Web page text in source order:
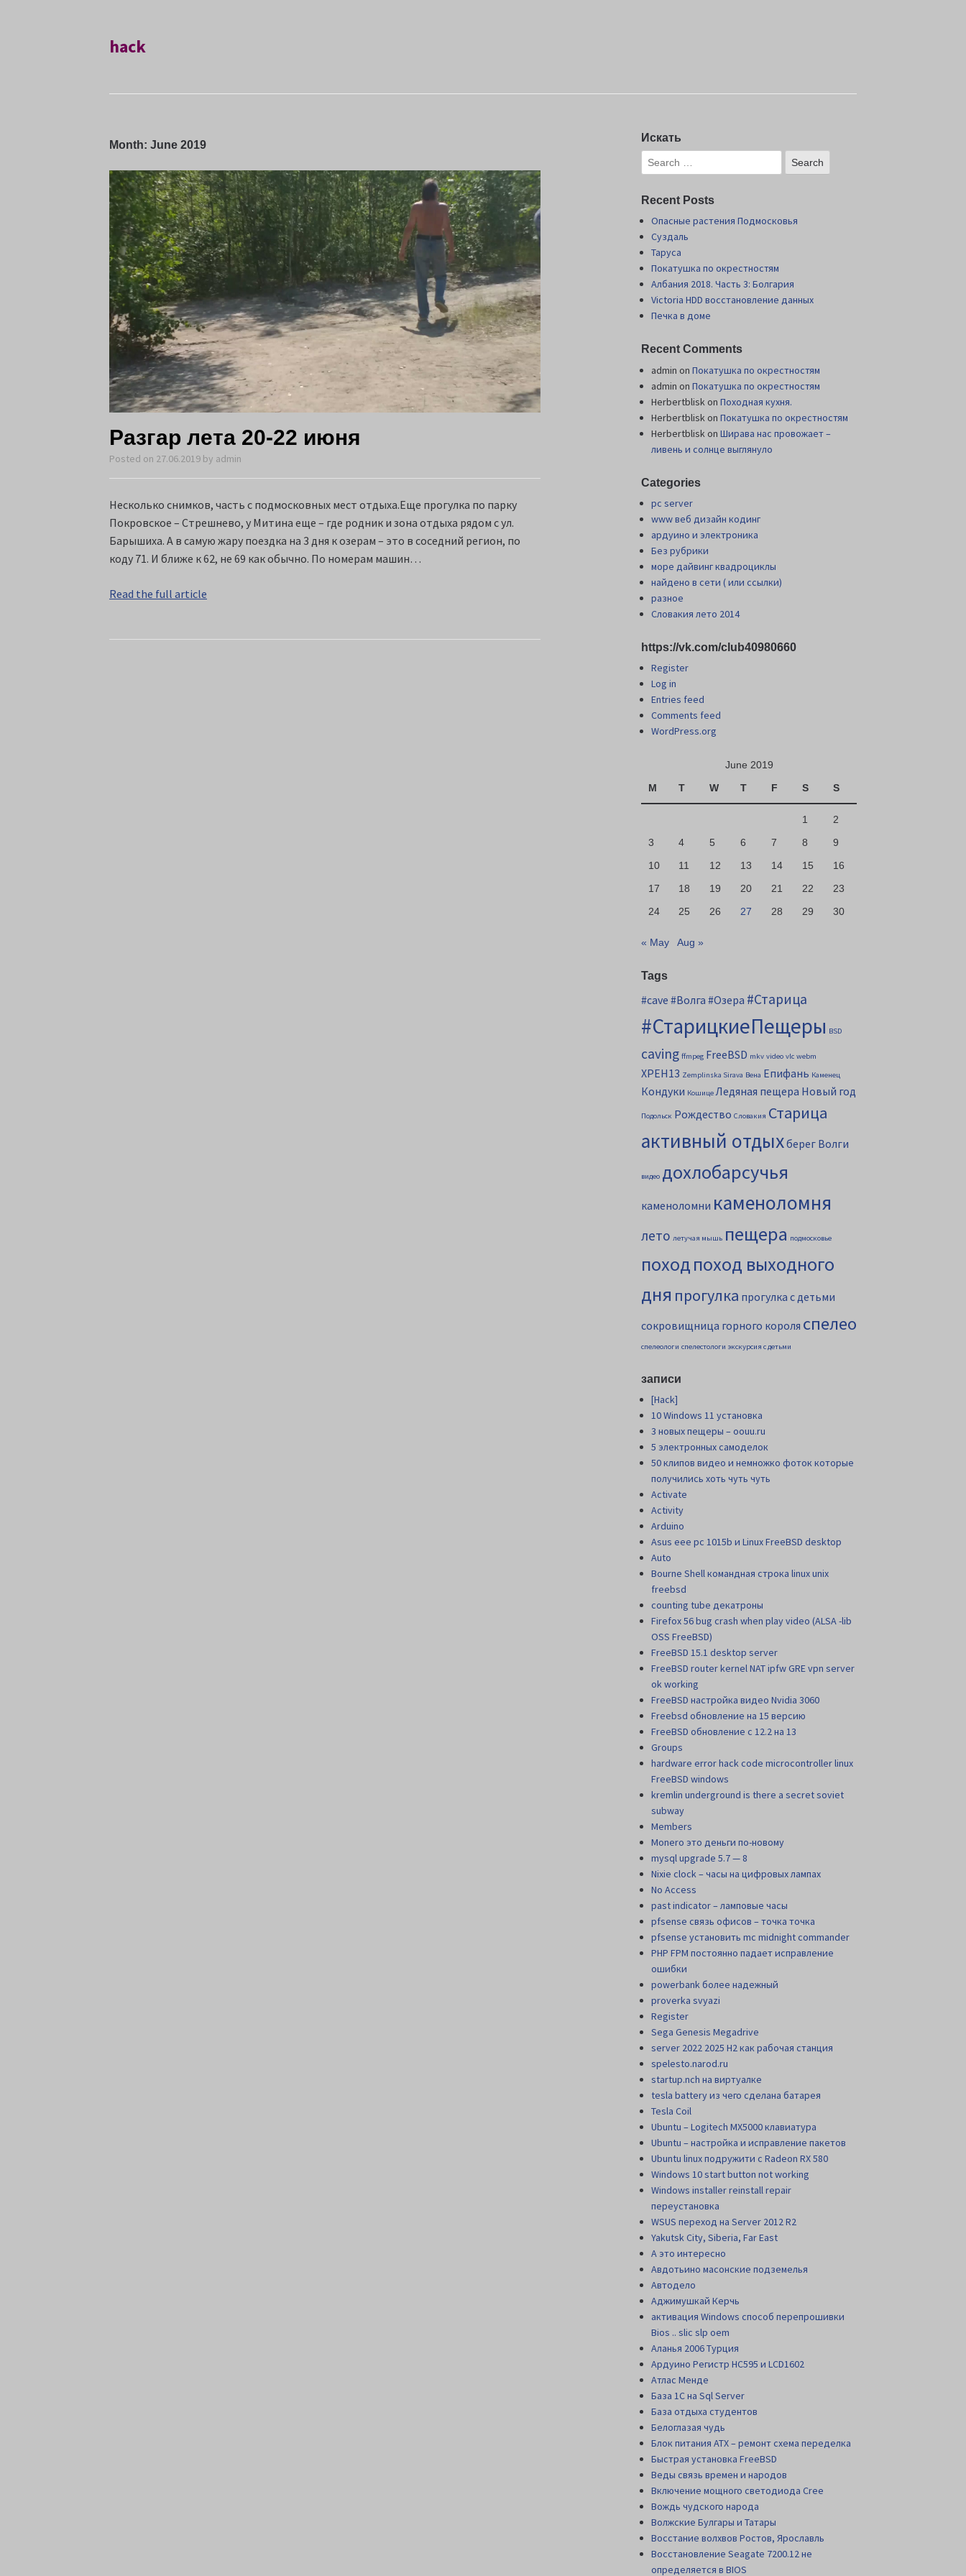
hack
Month: June 2019
Разгар лета 20-22 июня
Posted on 27.06.2019 by admin
Несколько снимков, часть с подмосковных мест отдыха.Еще прогулка по парку
Покровское – Стрешнево, у Митина еще – где родник и зона отдыха рядом с ул.
Барышиха. А в самую жару поездка на 3 дня к озерам – это в соседний регион, по
коду 71. И ближе к 62, не 69 как обычно. По номерам машин…
Read the full article
Искать
Recent Posts
Опасные растения Подмосковья
Суздаль
Таруса
Покатушка по окрестностям
Албания 2018. Часть 3: Болгария
Victoria HDD восстановление данных
Печка в доме
Recent Comments
admin on Покатушка по окрестностям
admin on Покатушка по окрестностям
Herbertblisk on Походная кухня.
Herbertblisk on Покатушка по окрестностям
Herbertblisk on Шиpава нас провожает –
ливень и солнце выглянуло
Categories
pc server
www веб дизайн кодинг
ардуино и электроника
Без рубрики
море дайвинг квадроциклы
найдено в сети ( или ссылки)
разное
Словакия лето 2014
https://vk.com/club40980660
Register
Log in
Entries feed
Comments feed
WordPress.org
June 2019
M
T W T F S S
1
2
3
4 5 6 7 8
9
10
11 12 13 14 15
16
17
18 19 20 21 22
23
24
25 26 27 28 29 30
« May Aug »
Tags
#cave #Волга #Озера #Старица
#СтарицкиеПещеры BSD
caving ffmpeg FreeBSD mkv video vlc webm
XPEH13 Zemplinska Sirava Вена Епифань Каменец
Кондуки Кошице Ледяная пещера Новый год
Подольск Рождество Словакия Старица
активный отдыхберег Волги
видео дохлобарсучья
каменоломни каменоломня
лето летучая мышь пещера подмосковье
походпоход выходного
дня прогулка прогулка с детьми
сокровищница горного короля спелео
спелеологи спелестологи экскурсия с детьми
записи
[Hack]
10 Windows 11 установка
3 новых пещеры – oouu.ru
5 электронных самоделок
50 клипов видео и немножко фоток которые
получились хоть чуть чуть
Activate
Activity
Arduino
Asus eee pc 1015b и Linux FreeBSD desktop
Auto
Bourne Shell командная строка linux unix
freebsd
counting tube декатроны
Firefox 56 bug crash when play video (ALSA -lib
OSS FreeBSD)
FreeBSD 15.1 desktop server
FreeBSD router kernel NAT ipfw GRE vpn server
ok working
FreeBSD настройка видео Nvidia 3060
Freebsd обновление на 15 версию
FreeBSD обновление с 12.2 на 13
Groups
hardware error hack code microcontroller linux
FreeBSD windows
kremlin underground is there a secret soviet
subway
Members
Monero это деньги по-новому
mysql upgrade 5.7 — 8
Nixie clock – часы на цифровых лампах
No Access
past indicator – ламповые часы
pfsense связь офисов – точка точка
pfsense установить mc midnight commander
PHP FPM постоянно падает исправление
ошибки
powerbank более надежный
proverka svyazi
Register
Sega Genesis Megadrive
server 2022 2025 H2 как рабочая станция
spelesto.narod.ru
startup.nch на виртуалке
tesla battery из чего сделана батарея
Tesla Coil
Ubuntu – Logitech MX5000 клавиатура
Ubuntu – настройка и исправление пакетов
Ubuntu linux подружити с Radeon RX 580
Windows 10 start button not working
Windows installer reinstall repair
переустановка
WSUS переход на Server 2012 R2
Yakutsk City, Siberia, Far East
А это интересно
Авдотьино масонские подземелья
Автодело
Аджимушкай Керчь
активация Windows способ перепрошивки
Bios .. slic slp oem
Аланья 2006 Турция
Ардуино Регистр НС595 и LCD1602
Атлас Менде
База 1С на Sql Server
База отдыха студентов
Белоглазая чудь
Блок питания АТХ – ремонт схема переделка
Быстрая установка FreeBSD
Веды связь времен и народов
Включение мощного светодиода Cree
Вождь чудского народа
Волжские Булгары и Татары
Восстание волхвов Ростов, Ярославль
Восстановление Seagate 7200.12 не
определяется в BIOS